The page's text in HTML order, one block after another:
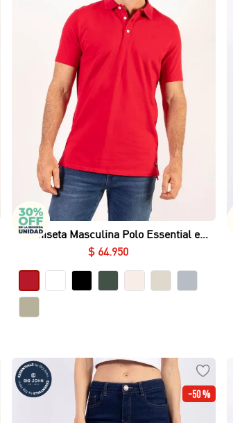
Vista rápida
Camiseta Masculina Polo Essential en
Piqué Licrado
$ 64. 950
-50 %